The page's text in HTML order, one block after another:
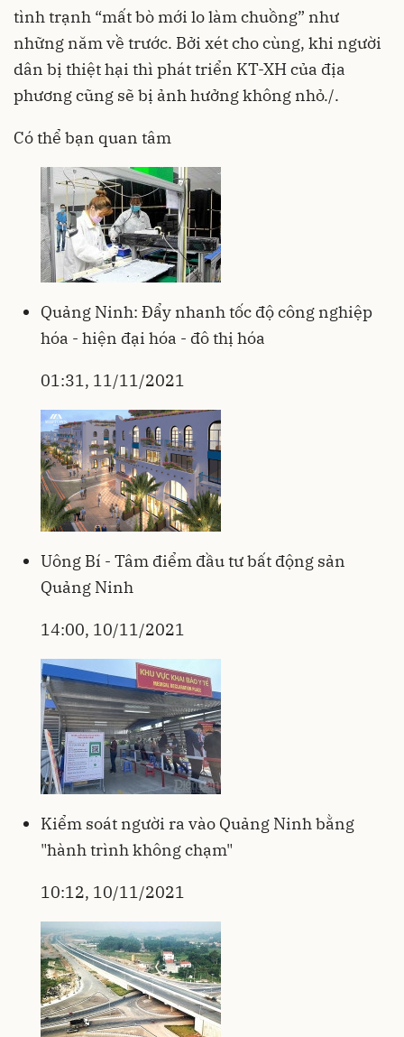
tình trạnh “mất bò mới lo làm chuồng” như
những năm về trước. Bởi xét cho cùng, khi người
dân bị thiệt hại thì phát triển KT-XH của địa
phương cũng sẽ bị ảnh hưởng không nhỏ./.
Có thể bạn quan tâm
Quảng Ninh: Đẩy nhanh tốc độ công nghiệp
hóa - hiện đại hóa - đô thị hóa
01:31, 11/11/2021
Uông Bí - Tâm điểm đầu tư bất động sản
Quảng Ninh
14:00, 10/11/2021
Kiểm soát người ra vào Quảng Ninh bằng
"hành trình không chạm"
10:12, 10/11/2021